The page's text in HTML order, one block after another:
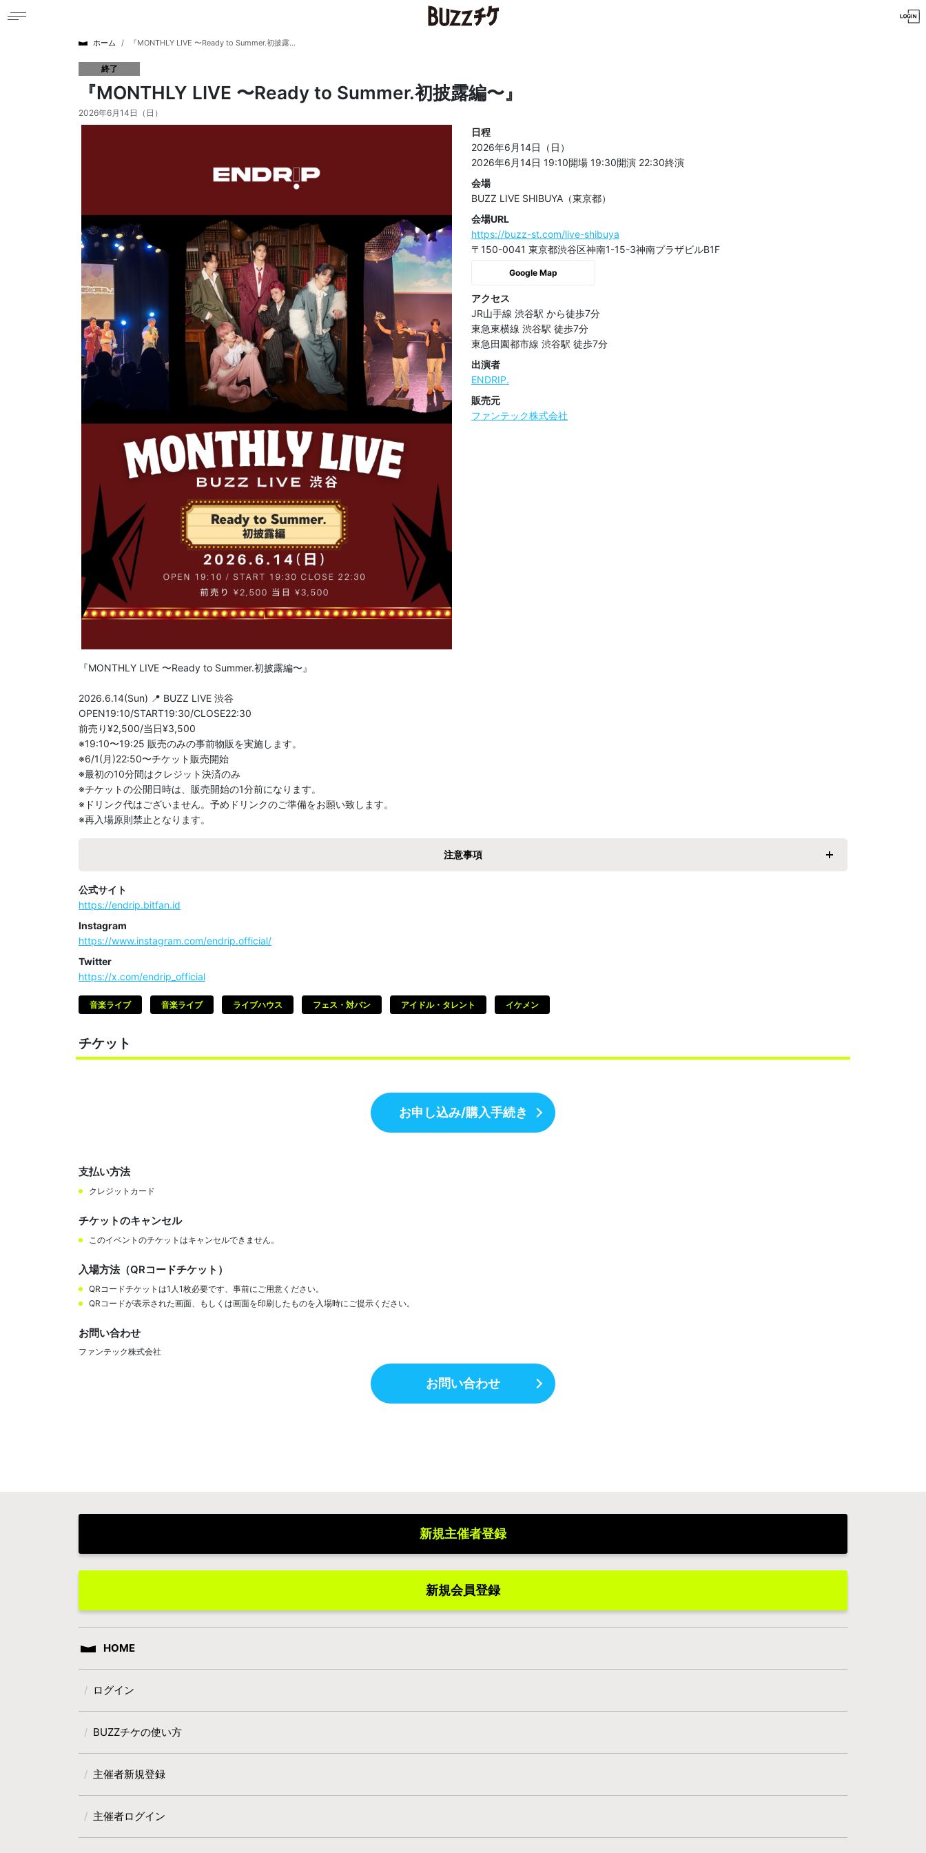
ホーム 『MONTHLY LIVE 〜Ready to Summer.初披露...
終了
『MONTHLY LIVE 〜Ready to Summer.初披露編〜』
2026年6月14日（日）
日程
2026年6月14日（日）
2026年6月14日 19:10開場 19:30開演 22:30終演
会場
BUZZ LIVE SHIBUYA（東京都）
会場URL
https://buzz-st.com/live-shibuya
〒150-0041 東京都渋谷区神南1-15-3神南プラザビルB1F
Google Map
アクセス
JR山手線 渋谷駅 から徒歩7分
東急東横線 渋谷駅 徒歩7分
東急田園都市線 渋谷駅 徒歩7分
出演者
ENDRIP.
販売元
ファンテック株式会社
『MONTHLY LIVE 〜Ready to Summer.初披露編〜』
2026.6.14(Sun) 📍 BUZZ LIVE 渋谷
OPEN19:10/START19:30/CLOSE22:30
前売り¥2,500/当日¥3,500
※19:10〜19:25 販売のみの事前物販を実施します。
※6/1(月)22:50〜チケット販売開始
※最初の10分間はクレジット決済のみ
※チケットの公開日時は、販売開始の1分前になります。
※ドリンク代はございません。予めドリンクのご準備をお願い致します。
※再入場原則禁止となります。
注意事項
公式サイト
https://endrip.bitfan.id
Instagram
https://www.instagram.com/endrip.official/
Twitter
https://x.com/endrip_official
音楽ライブ 音楽ライブ ライブハウス フェス・対バン アイドル・タレント イケメン
チケット
お申し込み/購入手続き
支払い方法
クレジットカード
チケットのキャンセル
このイベントのチケットはキャンセルできません。
入場方法（QRコードチケット）
QRコードチケットは1人1枚必要です、事前にご用意ください。
QRコードが表示された画面、もしくは画面を印刷したものを入場時にご提示ください。
お問い合わせ
ファンテック株式会社
お問い合わせ
新規主催者登録
新規会員登録
HOME
ログイン
BUZZチケの使い方
主催者新規登録
主催者ログイン